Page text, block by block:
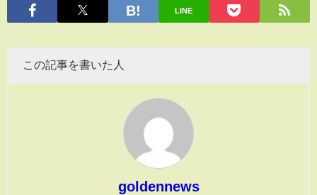
LINE
この記事を書いた人
goldennews